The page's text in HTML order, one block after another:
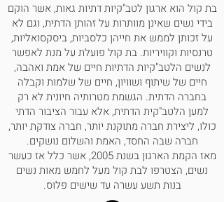
בת קול הוא ארגון לטב"קיות דתיות גאות, אשר הוקם
בידי נשים שאינן מוותרות על זהותן הדתית, וגם לא
על זכותן לממש את חייהן כלסביות, ביסקסואליות,
טרנסיות וקוויריות. בת קול פועלת על מנת לאפשר
לנשים הלטב"קיות הדתיות חיים של אמת ואהבה,
חיים של שיתוף ושוויון, חיים של שלמות וקבלה
בחברה הדתית. הגשמת מטרותיה חיונית לא רק
למען הלטב"קית הדתית, אלא עבור הציבור הדתי
כולו, ליצירת חברה מתוקנת יותר, חברה צודקת יותר,
חברה שבה החסד, האמת והשלום נושקים.
מאז הקמת הארגון בשנת 2005, אשר כלל אז כעשר
נשים, הצטרפו לבת קול מעל לחמש מאות נשים
בנות תשע עשרה עד שישים פלוס.